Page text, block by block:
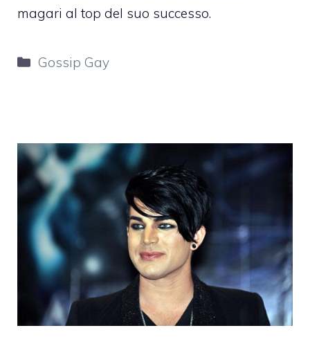
magari al top del suo successo.
Categorie
Gossip Gay